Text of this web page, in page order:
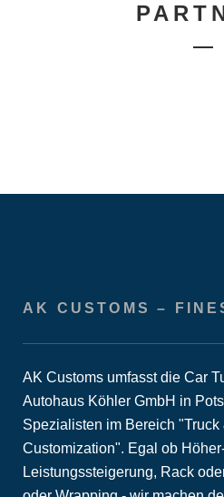
AK CUSTOMS –
AK Customs umfasst die Car
Autohaus Köhler GmbH in
Spezialisten im Bereich "Truck
Customization". Egal ob
Leistungssteigerung, Rack